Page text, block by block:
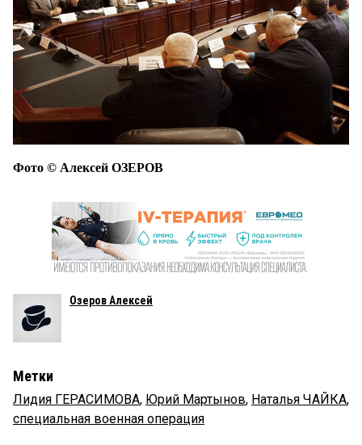
Фото © Алексей ОЗЕРОВ
Озеров Алексей
Метки
Лидия ГЕРАСИМОВА, Юрий Мартынов, Наталья ЧАЙКА,
специальная военная операция